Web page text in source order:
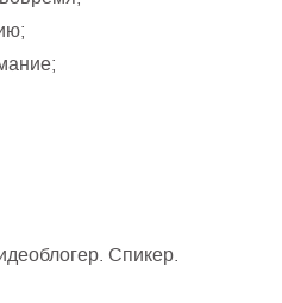
Спикер.